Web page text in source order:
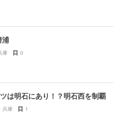
浦
庫 0
は明石にあり！？明石西を制覇
兵庫 1